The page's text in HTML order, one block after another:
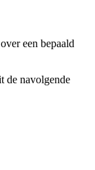
een bepaald
de navolgende